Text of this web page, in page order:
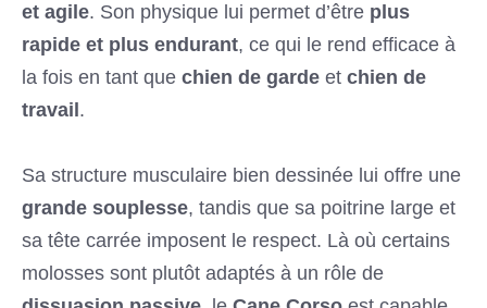
et agile. Son physique lui permet d’être plus
rapide et plus endurant, ce qui le rend efficace à
la fois en tant que chien de garde et chien de
travail .
Sa structure musculaire bien dessinée lui offre une
grande souplesse, tandis que sa poitrine large et
sa tête carrée imposent le respect. Là où certains
molosses sont plutôt adaptés à un rôle de